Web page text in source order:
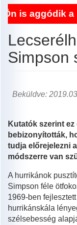
a
Simpson
Beküldve:
Kutatók szerint
bebizonyították,
tudja előrejelezni
módszerre van
A hurrikánok
Simpson féle
1969-ben
hurrikánskála
szélsebesség